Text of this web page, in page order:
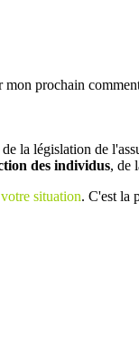
prochain
la législation de
des individus, de
situation. C'est la